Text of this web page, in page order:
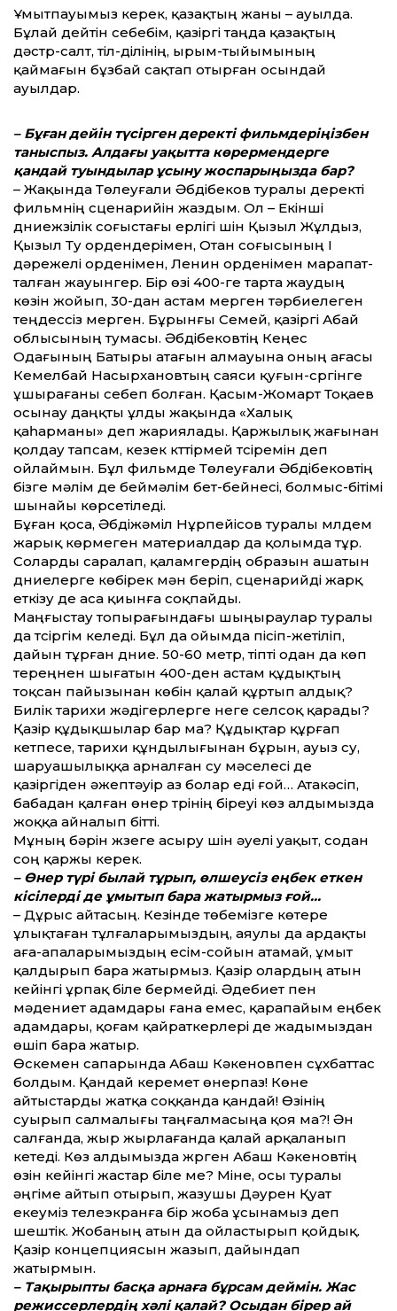
Ұмытпауымыз керек, қазақтың жаны – ауылда.
Бұлай дейтін себебім, қазіргі таңда қазақтың
дәстүр-салт, тіл-ділінің, ырым-тыйымының
қаймағын бұзбай сақтап отырған осындай
ауылдар.
– Бұған дейін түсірген деректі фильмдеріңізбен
таныспыз. Алдағы уақыт­та көрермендерге
қандай туындылар ұсыну жоспарыңызда бар?
– Жақында Төлеуғали Әбдібеков туралы деректі
фильмнің сценарийін жаздым. Ол – Екінші
дүниежүзілік соғыстағы ерлігі үшін Қызыл Жұлдыз,
Қызыл Ту ордендерімен, Отан соғысының I
дәрежелі орденімен, Ленин орденімен марапат­
талған жауынгер. Бір өзі 400-ге тарта жаудың
көзін жойып, 30-дан астам мерген тәрбиелеген
теңдессіз мерген. Бұрынғы Семей, қазіргі Абай
облысының тумасы. Әбдібековтің Кеңес
Одағының Батыры атағын алмауына оның ағасы
Кемелбай Насырхановтың саяси қуғын-сүргінге
ұшырағаны себеп болған. Қасым-Жомарт Тоқаев
осынау даңқты ұлды жақында «Халық
қаһарманы» деп жариялады. Қаржылық жағынан
қолдау тапсам, кезек күт­тірмей түсіремін деп
ойлаймын. Бұл фильмде Төлеуғали Әбдібековтің
бізге мәлім де беймәлім бет-бейнесі, болмыс-бітімі
шынайы көрсетіледі.
Бұған қоса, Әбдіжәміл Нұрпейісов туралы мүлдем
жарық көрмеген материалдар да қолымда тұр.
Соларды саралап, қаламгердің образын ашатын
дүниелерге көбірек мән беріп, сценарийді жарқ
еткізу де аса қиынға соқпайды.
Маңғыстау топырағындағы шыңыраулар туралы
да түсіргім келеді. Бұл да ойымда пісіп-жетіліп,
дайын тұрған дүние. 50-60 метр, тіпті одан да көп
тереңнен шығатын 400-ден астам құдықтың
тоқсан пайызынан көбін қалай құртып алдық?
Билік тарихи жәдігерлерге неге селсоқ қарады?
Қазір құдықшылар бар ма? Құдықтар құрғап
кетпесе, тарихи құндылығынан бұрын, ауыз су,
шаруашылыққа арналған су мәселесі де
қазіргіден әжептәуір аз болар еді ғой… Атакәсіп,
бабадан қалған өнер түрінің біреуі көз алдымызда
жоққа айналып біт­ті.
Мұның бәрін жүзеге асыру үшін әуелі уақыт, содан
соң қаржы керек.
– Өнер түрі былай тұрып, өлшеу­сіз еңбек еткен
кісілерді де ұмытып бара жатырмыз ғой…
– Дұрыс айтасың. Кезінде төбемізге көтере
ұлықтаған тұлғаларымыздың, аяулы да ардақты
аға-апаларымыздың есім-сойын атамай, ұмыт
қалдырып бара жатырмыз. Қазір олардың атын
кейінгі ұрпақ біле бермейді. Әдебиет пен
мәдениет адамдары ғана емес, қарапайым еңбек
адамдары, қоғам қайраткерлері де жадымыздан
өшіп бара жатыр.
Өскемен сапарында Абаш Кәкеновпен сұхбат­тас
болдым. Қандай керемет өнерпаз! Көне
айтыстарды жатқа соққанда қандай! Өзінің
суырып салмалығы таңғалмасыңа қоя ма?! Ән
салғанда, жыр жырлағанда қалай арқаланып
кетеді. Көз алдымызда жүрген Абаш Кәкеновтің
өзін кейінгі жастар біле ме? Міне, осы туралы
әңгіме айтып отырып, жазушы Дәурен Қуат
екеуміз телеэкранға бір жоба ұсынамыз деп
шештік. Жобаның атын да ойластырып қойдық.
Қазір концепциясын жазып, дайындап
жатырмын.
– Тақырыпты басқа арнаға бұрсам деймін. Жас
режиссерлердің хәлі қалай? Осыдан бірер ай